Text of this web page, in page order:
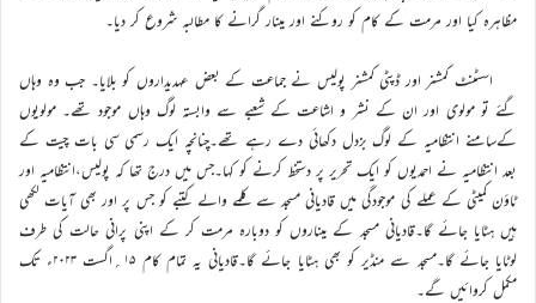
مظاہرہ کیا اور مرمت کے کام کو روکنے اور مینار گرانے کا مطالبہ شروع کر دیا۔
اسسٹنٹ کمشنر اور ڈپٹی کمشنر پولیس نے جماعت کے بعض عہدیداروں کو بلایا۔ جب وہ وہاں
گئے تو مولوی اور ان کے نشر و اشاعت کے شعبے سے وابستہ لوگ وہاں موجود تھے۔ مولویوں
کےسامنے انتظامیہ کے لوگ بزدل دکھائی دے رہے تھے۔چنانچہ ایک رسمی سی بات چیت کے
بعد انتظامیہ نے احمدیوں کو ایک تحریر پر دستخط کرنے کو کہا۔جس میں درج تھا کہ پولیس،انتظامیہ اور
ٹاؤن کمیٹی کے عملے کی موجودگی میں قادیانی مسجد سے کلمے والے کتبے کو جس پر اور بھی آیات لکھی
ہیں ہٹایا جائے گا۔قادیانی مسجد کے میناروں کو دوبارہ مرمت کر کے اپنی پرانی حالت کی طرف
لوٹایا جائے گا۔مسجد سے منڈیر کو بھی ہٹایا جائے گا۔قادیانی یہ تمام کام ۱۵؍اگست ۲۰۲۳ء تک
مکمل کروائیں گے۔